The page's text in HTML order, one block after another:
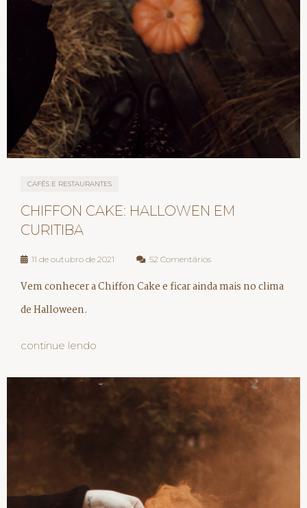
CAFÉS E RESTAURANTES
CHIFFON CAKE: HALLOWEN EM
CURITIBA
11 de outubro de 2021 52 Comentários
Vem conhecer a Chiffon Cake e ficar ainda mais no clima
de Halloween.
continue lendo